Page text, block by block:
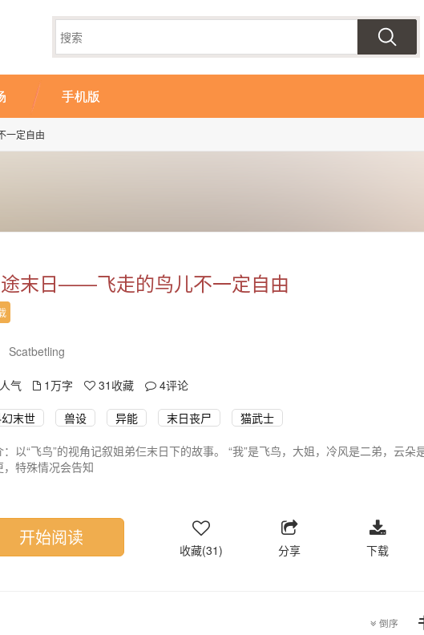
手机版
一定自由
末日——飞走的鸟儿不一定自由
Scatbetling
人气 1万字 31 收藏 4评论
末世 兽设 异能 末日丧尸 猫武士
：以“飞鸟”的视角记叙姐弟仨末日下的故事。 “我”是飞鸟，大姐，冷风是二弟，云朵
，特殊情况会告知
开始阅读
收藏(31) 分享 下载
倒序